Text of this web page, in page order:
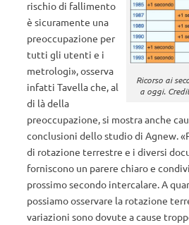
Ricorso ai
a oggi.
rischio di fallimento
è sicuramente una
preoccupazione per
tutti gli utenti e i
metrologi», osserva
infatti Tavella che, al
di là della
preoccupazione, si mostra anche
conclusioni dello studio di Agnew.
di rotazione terrestre e i diversi
forniscono un parere chiaro e
prossimo secondo intercalare. A
possiamo osservare la rotazione
variazioni sono dovute a cause